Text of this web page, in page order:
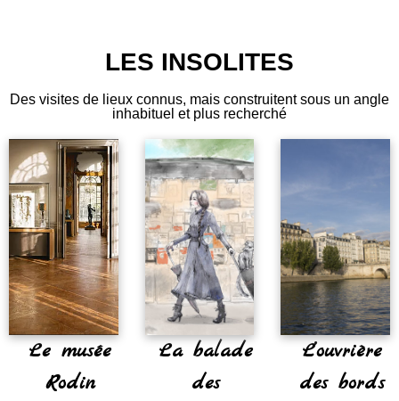
LES INSOLITES
Des visites de lieux connus, mais construitent sous un angle
inhabituel et plus recherché
Le musée
Rodin
La balade
des
L’ouvrière
des bords